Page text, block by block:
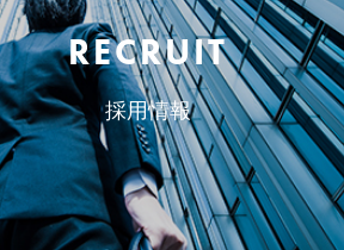
RECRUIT
採用情報